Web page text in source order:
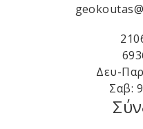
Δευ-
Σαβ: